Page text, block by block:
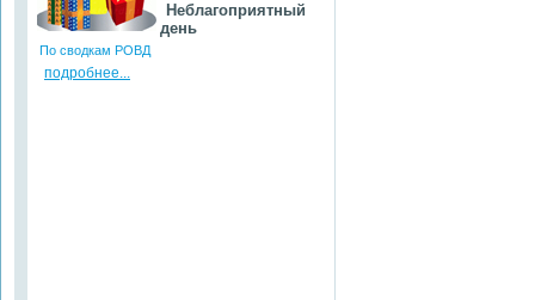
Неблагоприятный
день
По сводкам РОВД
подробнее...